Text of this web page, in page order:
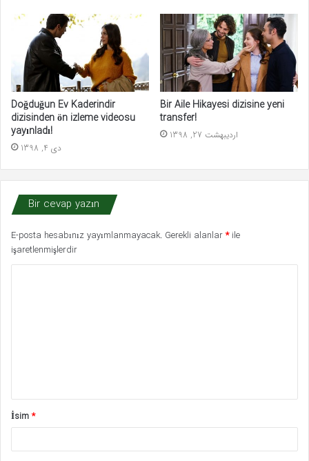
Doğduğun Ev Kaderindir
dizisinden ön izleme videosu
yayınladı!
دی 4, 1398
Bir Aile Hikayesi dizisine yeni
transfer!
اردیبهشت 27, 1398
Bir cevap yazın
E-posta hesabınız yayımlanmayacak. Gerekli alanlar*ile
işaretlenmişlerdir
İsim*